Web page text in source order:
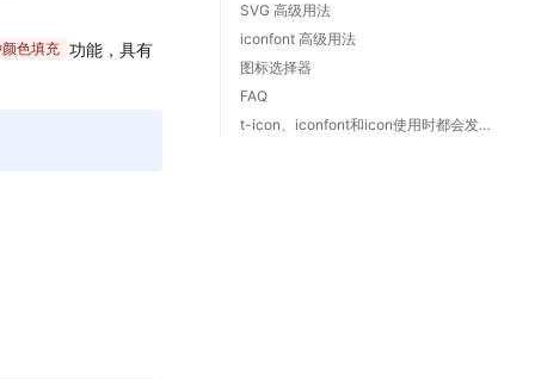
SVG 高级用法
iconfont 高级用法
图标选择器
FAQ
t-icon、iconfont和icon使用时都会发起网络请求，我的项目是无网络场景，如何使用？
色填充 功能，具有